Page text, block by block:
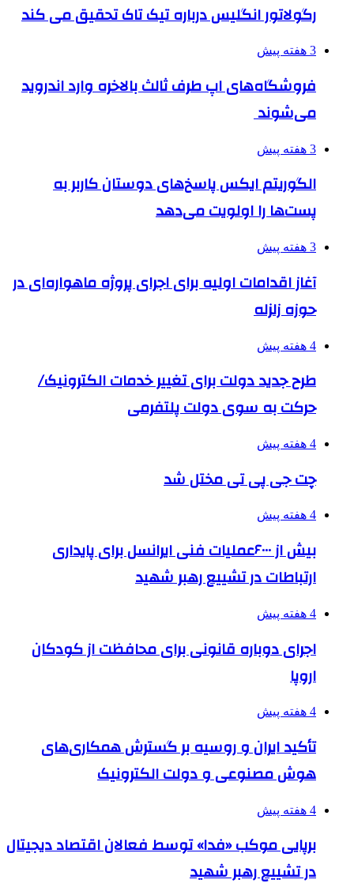
رگولاتور انگلیس درباره تیک تاک تحقیق می کند
3 هفته پیش
فروشگاه‌های اپ طرف ثالث بالاخره وارد اندروید
می‌شوند
3 هفته پیش
الگوریتم ایکس پاسخ‌های دوستان کاربر به
پست‌ها را اولویت می‌دهد
3 هفته پیش
آغاز اقدامات اولیه برای اجرای پروژه ماهواره‌ای در
حوزه زلزله
4 هفته پیش
طرح جدید دولت برای تغییر خدمات الکترونیک/
حرکت به سوی دولت پلتفرمی
4 هفته پیش
چت جی پی تی مختل شد
4 هفته پیش
بیش از ۶۰۰۰عملیات فنی ایرانسل برای پایداری
ارتباطات در تشییع رهبر شهید
4 هفته پیش
اجرای دوباره قانونی برای محافظت از کودکان
اروپا
4 هفته پیش
تأکید ایران و روسیه بر گسترش همکاری‌های
هوش مصنوعی و دولت الکترونیک
4 هفته پیش
برپایی موکب «فدا» توسط فعالان اقتصاد دیجیتال
در تشییع رهبر شهید